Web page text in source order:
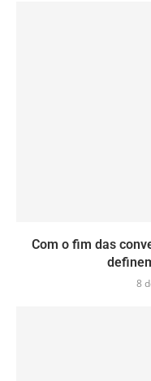
Com o fim das
8